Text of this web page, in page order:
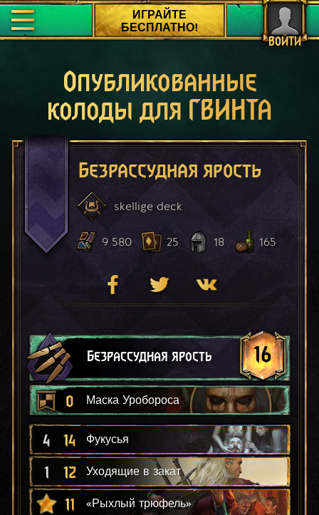
ВОЙТИ
ИГРАЙТЕ
БЕСПЛАТНО!
Опубликованные
колоды для ГВИНТА
Безрассудная ярость
skellige deck
9 580 25 18 165
Безрассудная ярость 16
0 Маска Уробороса
4 14 Фукусья
1 12 Уходящие в закат
11 «Рыхлый трюфель»